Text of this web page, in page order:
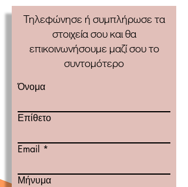
Τηλεφώνησε ή συμπλήρωσε τα
στοιχεία σου και θα
επικοινωνήσουμε μαζί σου το
συντομότερο
Όνομα
Επίθετο
Email
Μήνυμα